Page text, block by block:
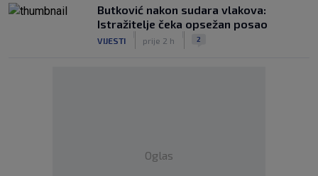
Butković nakon sudara vlakova:
Istražitelje čeka opsežan posao
VIJESTI prije 2 h 2
Oglas